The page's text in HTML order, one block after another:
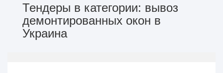
Тендеры в категории: вывоз
демонтированных окон в
Украина